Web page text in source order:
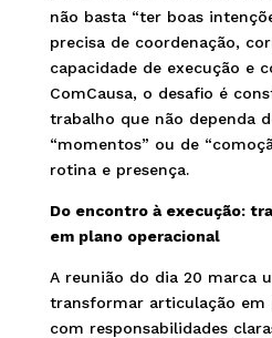
não basta “ter boas
precisa de coordenação,
capacidade de execução e
ComCausa, o desafio é
trabalho que não dependa
“momentos” ou de
rotina e presença.
Do encontro à execução:
em plano operacional
A reunião do dia 20 marca
transformar articulação em
com responsabilidades